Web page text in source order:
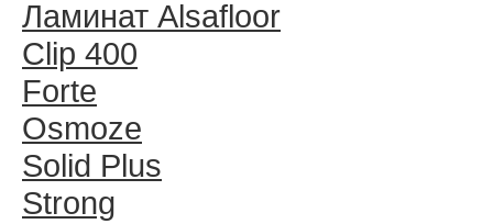
Ламинат Alsafloor
Clip 400
Forte
Osmoze
Solid Plus
Strong